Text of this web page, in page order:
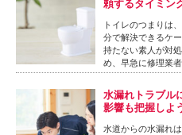
頼するタイミン
トイレのつまりは
分で解決できるケ
持たない素人が対
め、早急に修理業
水漏れトラブル
影響も把握しよ
水道からの水漏れ